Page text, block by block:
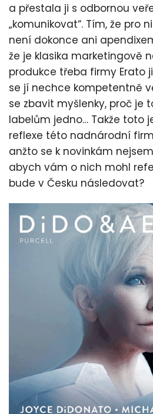
a přestala ji s odbornou
„komunikovat“. Tím, že pro
není dokonce ani
že je klasika marketingově
produkce třeba firmy Erato
se jí nechce kompetentně
se zbavit myšlenky, proč je
labelům jedno… Takže toto
reflexe této nadnárodní
anžto se k novinkám
abych vám o nich mohl
bude v Česku následovat?